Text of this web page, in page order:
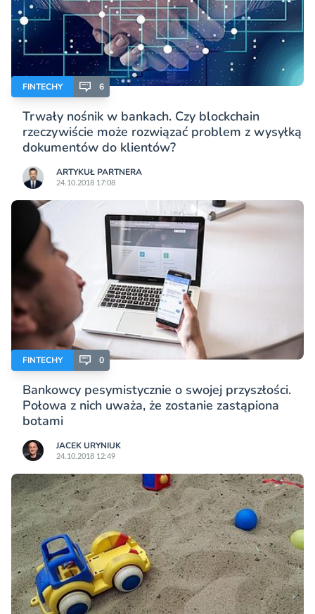
FINTECHY 6
Trwały nośnik w bankach. Czy blockchain
rzeczywiście może rozwiązać problem z wysyłką
dokumentów do klientów?
ARTYKUŁ PARTNERA
24.10.2018 17:08
FINTECHY 0
Bankowcy pesymistycznie o swojej przyszłości.
Połowa z nich uważa, że zostanie zastąpiona
botami
JACEK URYNIUK
24.10.2018 12:49